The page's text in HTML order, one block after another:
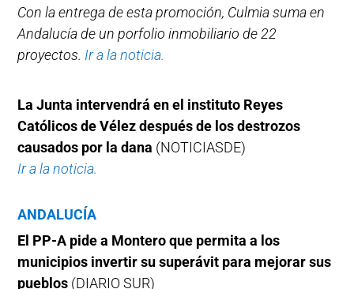
Con la entrega de esta promoción, Culmia suma en
Andalucía de un porfolio inmobiliario de 22
proyectos. Ir a la noticia.
La Junta intervendrá en el instituto Reyes
Católicos de Vélez después de los destrozos
causados por la dana (NOTICIASDE)
Ir a la noticia.
ANDALUCÍA
El PP-A pide a Montero que permita a los
municipios invertir su superávit para mejorar sus
pueblos (DIARIO SUR)